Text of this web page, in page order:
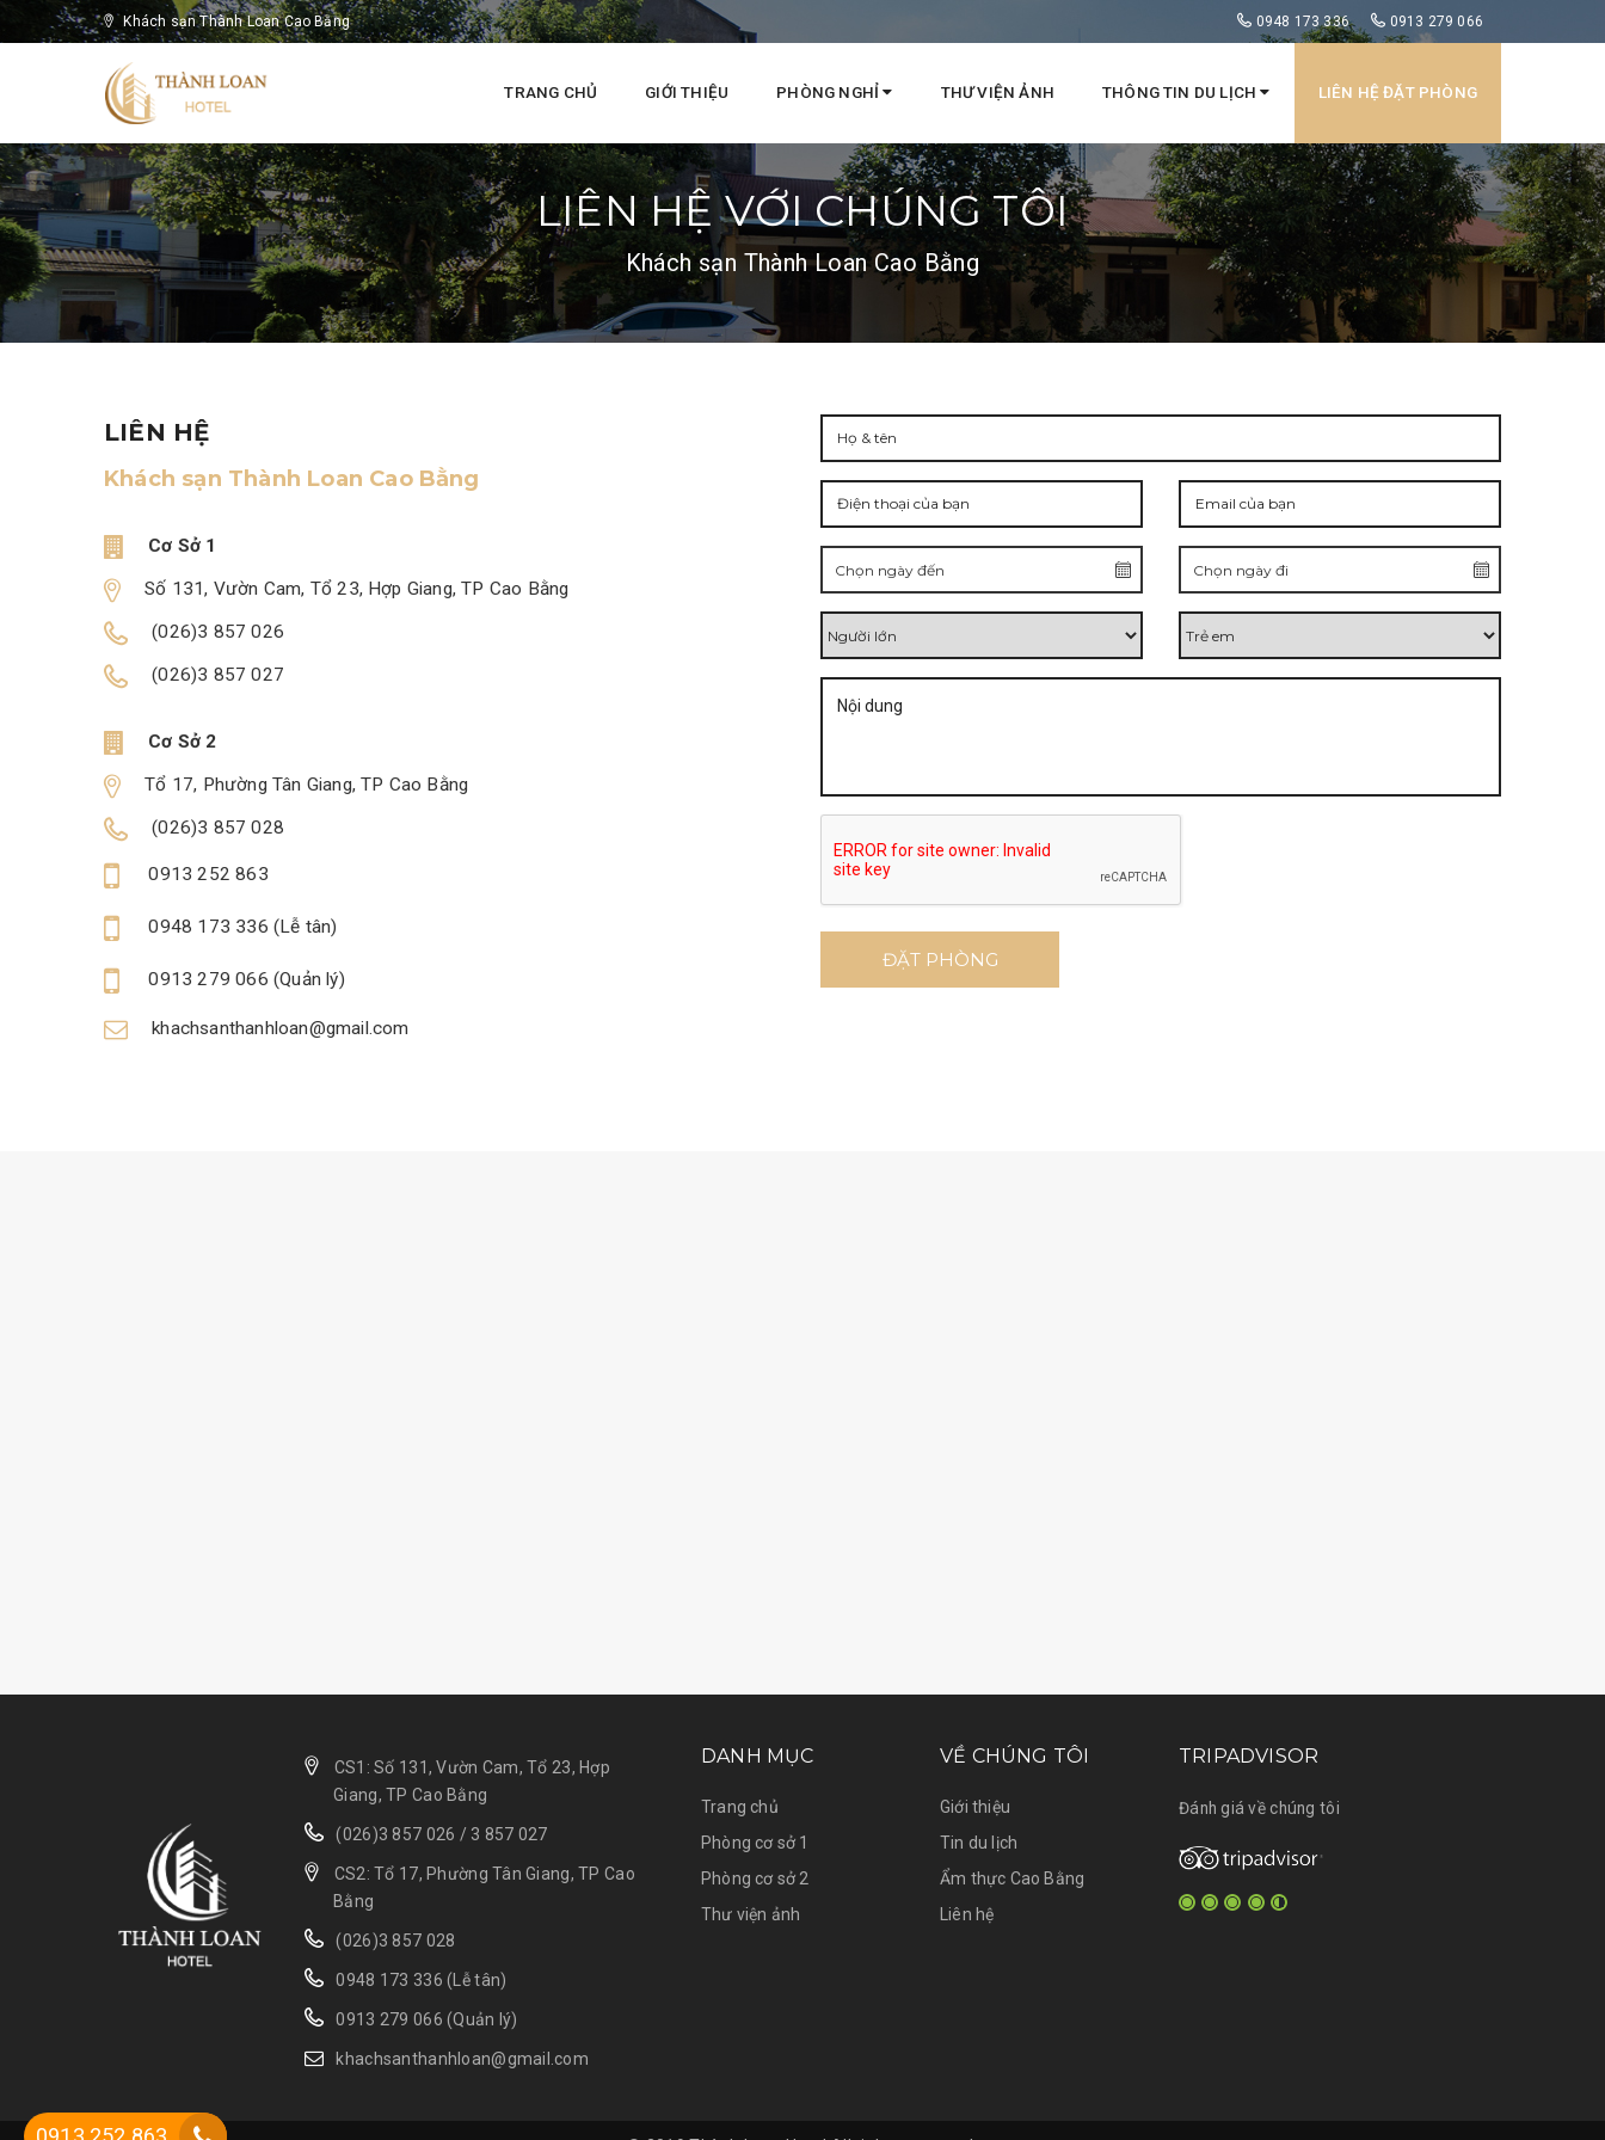
Khách sạn Thành Loan Cao Bằng 0948 173 336 0913 279 066
TRANG CHỦ GIỚI THIỆU PHÒNG NGHỈ THƯ VIỆN ẢNH THÔNG TIN DU LỊCH LIÊN HỆ ĐẶT PHÒNG
LIÊN HỆ VỚI CHÚNG TÔI
Khách sạn Thành Loan Cao Bằng
LIÊN HỆ
Khách sạn Thành Loan Cao Bằng
Cơ Sở 1
Số 131, Vườn Cam, Tổ 23, Hợp Giang, TP Cao Bằng
(026)3 857 026
(026)3 857 027
Cơ Sở 2
Tổ 17, Phường Tân Giang, TP Cao Bằng
(026)3 857 028
0913 252 863
0948 173 336 (Lễ tân)
0913 279 066 (Quản lý)
khachsanthanhloan@gmail.com
ĐẶT PHÒNG
CS1: Số 131, Vườn Cam, Tổ 23, Hợp
Giang, TP Cao Bằng
(026)3 857 026 / 3 857 027
CS2: Tổ 17, Phường Tân Giang, TP Cao
Bằng
(026)3 857 028
0948 173 336 (Lễ tân)
0913 279 066 (Quản lý)
khachsanthanhloan@gmail.com
DANH MỤC
Trang chủ
Phòng cơ sở 1
Phòng cơ sở 2
Thư viện ảnh
VỀ CHÚNG TÔI
Giới thiệu
Tin du lịch
Ẩm thực Cao Bằng
Liên hệ
TRIPADVISOR
Đánh giá về chúng tôi